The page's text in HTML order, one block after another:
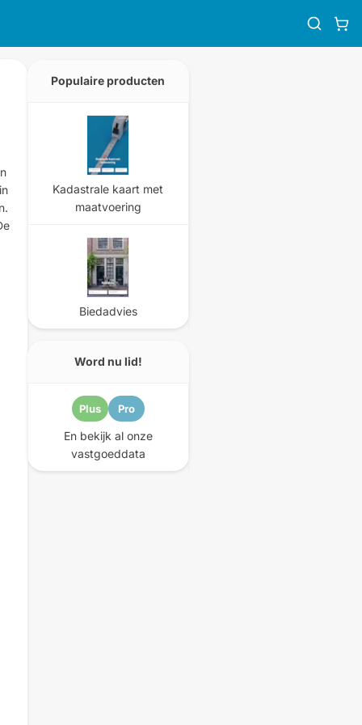
Populaire producten
Kadastrale kaart met
maatvoering
Biedadvies
Word nu lid!
Plus Pro
En bekijk al onze
vastgoeddata